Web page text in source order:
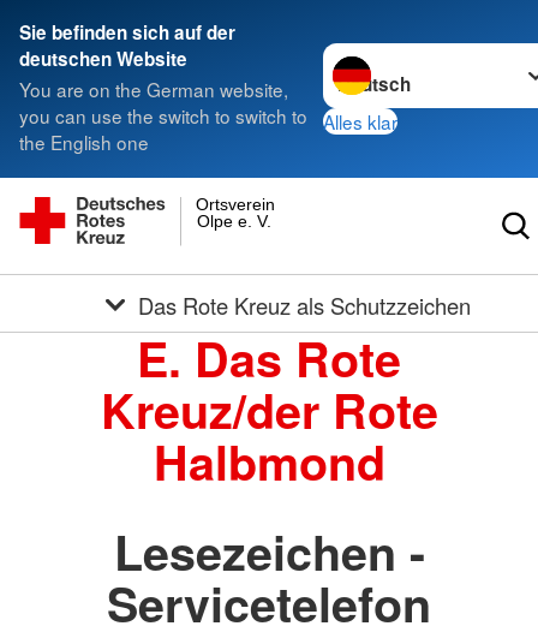
Sie befinden sich auf der
deutschen Website
You are on the German website,
you can use the switch to switch to
the English one
Sprache wechseln zu
Alles klar
Olpe e. V.
Ortsverein
Das Rote Kreuz als Schutzzeichen
E. Das Rote
Kreuz/der Rote
Halbmond
Lesezeichen -
Servicetelefon